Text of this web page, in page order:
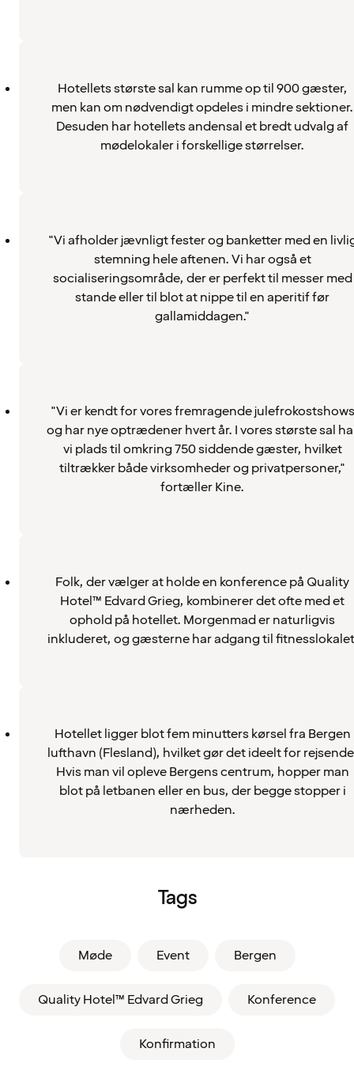
Hotellets største sal kan rumme op til 900 gæster,
men kan om nødvendigt opdeles i mindre sektioner.
Desuden har hotellets andensal et bredt udvalg af
mødelokaler i forskellige størrelser.
"Vi afholder jævnligt fester og banketter med en
stemning hele aftenen. Vi har også et
socialiseringsområde, der er perfekt til messer med
stande eller til blot at nippe til en aperitif før
gallamiddagen."
"Vi er kendt for vores fremragende julefrokostshows
og har nye optrædener hvert år. I vores største sal
vi plads til omkring 750 siddende gæster, hvilket
tiltrækker både virksomheder og privatpersoner,"
fortæller Kine.
Folk, der vælger at holde en konference på Quality
Hotel™ Edvard Grieg, kombinerer det ofte med et
ophold på hotellet. Morgenmad er naturligvis
inkluderet, og gæsterne har adgang til
Hotellet ligger blot fem minutters kørsel fra Bergen
lufthavn (Flesland), hvilket gør det ideelt for
Hvis man vil opleve Bergens centrum, hopper man
blot på letbanen eller en bus, der begge stopper i
nærheden.
Tags
Møde Event Bergen
Quality Hotel™ Edvard Grieg Konference
Konfirmation